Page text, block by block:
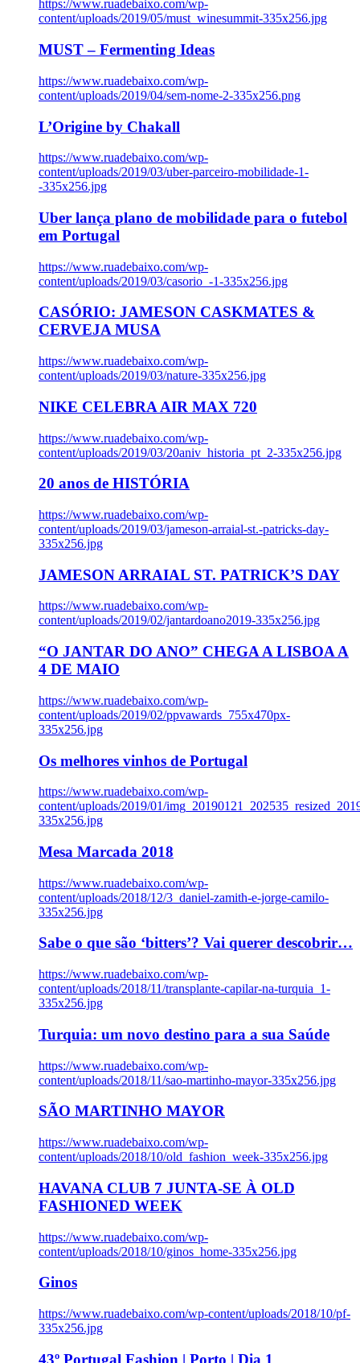
https://www.ruadebaixo.com/wp-
content/uploads/2019/05/must_winesummit-335x256.jpg
MUST – Fermenting Ideas
https://www.ruadebaixo.com/wp-
content/uploads/2019/04/sem-nome-2-335x256.png
L’Origine by Chakall
https://www.ruadebaixo.com/wp-
content/uploads/2019/03/uber-parceiro-mobilidade-1-
-335x256.jpg
Uber lança plano de mobilidade para o futebol
em Portugal
https://www.ruadebaixo.com/wp-
content/uploads/2019/03/casorio_-1-335x256.jpg
CASÓRIO: JAMESON CASKMATES &
CERVEJA MUSA
https://www.ruadebaixo.com/wp-
content/uploads/2019/03/nature-335x256.jpg
NIKE CELEBRA AIR MAX 720
https://www.ruadebaixo.com/wp-
content/uploads/2019/03/20aniv_historia_pt_2-335x256.jpg
20 anos de HISTÓRIA
https://www.ruadebaixo.com/wp-
content/uploads/2019/03/jameson-arraial-st.-patricks-day-
335x256.jpg
JAMESON ARRAIAL ST. PATRICK’S DAY
https://www.ruadebaixo.com/wp-
content/uploads/2019/02/jantardoano2019-335x256.jpg
“O JANTAR DO ANO” CHEGA A LISBOA A
4 DE MAIO
https://www.ruadebaixo.com/wp-
content/uploads/2019/02/ppvawards_755x470px-
335x256.jpg
Os melhores vinhos de Portugal
https://www.ruadebaixo.com/wp-
content/uploads/2019/01/
335x256.jpg
Mesa Marcada 2018
https://www.ruadebaixo.com/wp-
content/uploads/2018/12/3_daniel-zamith-e-jorge-camilo-
335x256.jpg
Sabe o que são ‘bitters’? Vai querer descobrir…
https://www.ruadebaixo.com/wp-
content/uploads/2018/11/transplante-capilar-na-turquia_1-
335x256.jpg
Turquia: um novo destino para a sua Saúde
https://www.ruadebaixo.com/wp-
content/uploads/2018/11/sao-martinho-mayor-335x256.jpg
SÃO MARTINHO MAYOR
https://www.ruadebaixo.com/wp-
content/uploads/2018/10/old_fashion_week-335x256.jpg
HAVANA CLUB 7 JUNTA-SE À OLD
FASHIONED WEEK
https://www.ruadebaixo.com/wp-
content/uploads/2018/10/ginos_home-335x256.jpg
Ginos
https://www.ruadebaixo.com/wp-content/uploads/2018/10/pf-
335x256.jpg
43º Portugal Fashion | Porto | Dia 1